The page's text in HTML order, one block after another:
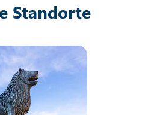
Standorte